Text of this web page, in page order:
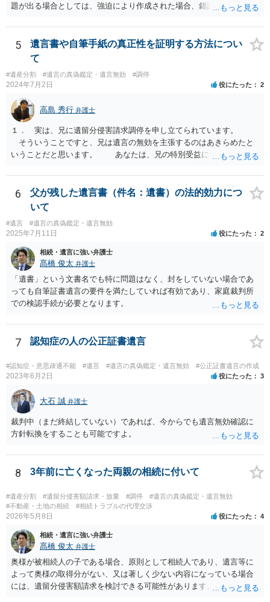
題が出る場合としては、強迫により作成された場合、錯誤（勘違い）
すが、弁護士に作成を依頼する場合は、１０～数十万円程度になるケ
ースが多いと思います。 報酬体系は、弁護士ごとに異なりますので一
律の基準はありません。
5
遺言書や自筆手紙の真正性を証明する方法につい
て
#遺産分割 #遺言の真偽鑑定・遺言無効 #調停
2024年7月2日 役にたった 2
高島 秀行 弁護士
１． 実は、兄に遺留分侵害請求調停を申し立てられています。
そういうことですと、兄は遺言の無効を主張するのはあきらめたと
いうことだと思います。 あなたは、兄の特別受益について立証し
詳しい事情を話して相談された方がよいと思います。
6
父が残した遺言書（件名：遺書）の法的効力につ
いて
#遺言 #遺言の真偽鑑定・遺言無効
2025年7月11日 役にたった 2
相続・遺言に強い弁護士
髙橋 俊太 弁護士
「遺書」という文書名でも特に問題はなく、封をしていない場合であ
っても自筆証書遺言の要件を満たしていれば有効であり、家庭裁判所
での検認手続が必要となります。
7 認知症の人の公正証書遺言
#認知症・意思疎通不能 #遺言 #遺言の真偽鑑定・遺言無効 #公正証書遺言の作成
2023年6月2日 役にたった 3
大石 誠 弁護士
裁判中（まだ終結していない）であれば、今からでも遺言無効確認に
方針転換をすることも可能ですよ。
8 3年前に亡くなった両親の相続に付いて
#遺産分割 #遺留分侵害額請求・放棄 #調停
#遺言の真偽鑑定・遺言無効
#不動産・土地の相続
#相続トラブルの代理交渉
2026年5月8日 役にたった 4
相続・遺言に強い弁護士
髙橋 俊太 弁護士
奥様が被相続人の子である場合、原則として相続人であり、遺言等に
よって奥様の取得分がない、又は著しく少ない内容になっている場合
には、遺留分侵害額請求を検討できる可能性があります。ただし、